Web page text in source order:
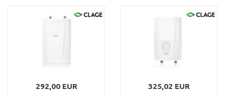
292,00 EUR 325,02 EUR